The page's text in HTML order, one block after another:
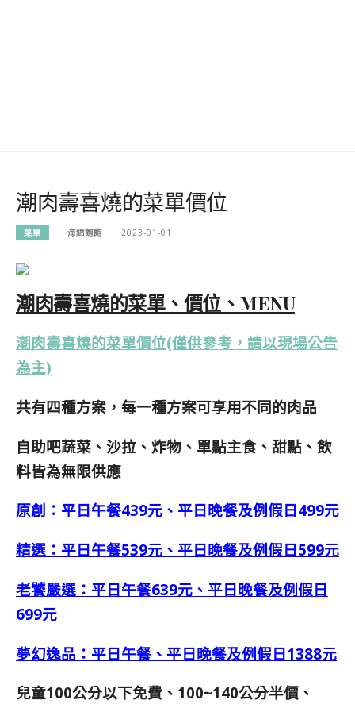
潮肉壽喜燒的菜單價位
菜單 海綿飽飽 2023-01-01
潮肉壽喜燒的菜單、價位、MENU
潮肉壽喜燒的菜單價位(僅供參考，請以現場公告
為主)
共有四種方案，每一種方案可享用不同的肉品
自助吧蔬菜、沙拉、炸物、單點主食、甜點、飲
料皆為無限供應
原創：平日午餐439元、平日晚餐及例假日499元
精選：平日午餐539元、平日晚餐及例假日599元
老饕嚴選：平日午餐639元、平日晚餐及例假日
699元
夢幻逸品：平日午餐、平日晚餐及例假日1388元
兒童100公分以下免費、100~140公分半價、